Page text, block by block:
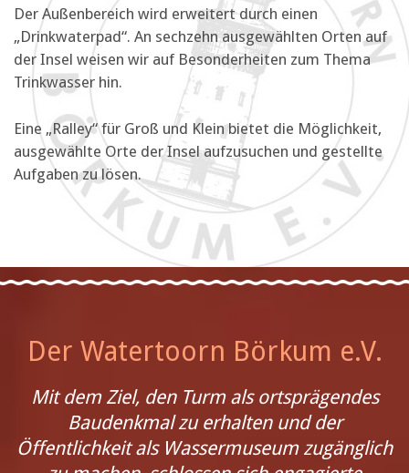
Der Außenbereich wird erweitert durch einen
„Drinkwaterpad“. An sechzehn ausgewählten Orten auf
der Insel weisen wir auf Besonderheiten zum Thema
Trinkwasser hin.
Eine „Ralley“ für Groß und Klein bietet die Möglichkeit,
ausgewählte Orte der Insel aufzusuchen und gestellte
Aufgaben zu lösen.
Der Watertoorn Börkum e.V.
Mit dem Ziel, den Turm als ortsprägendes
Baudenkmal zu erhalten und der
Öffentlichkeit als Wassermuseum zugänglich